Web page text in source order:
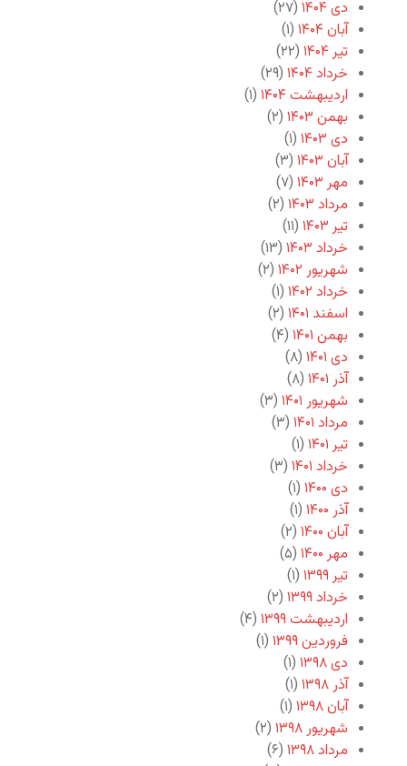
دی ۱۴۰۴
(۲۷)
آبان ۱۴۰۴
(۱)
تیر ۱۴۰۴
(۲۲)
خرداد ۱۴۰۴
(۲۹)
اردیبهشت ۱۴۰۴
(۱)
بهمن ۱۴۰۳
(۲)
دی ۱۴۰۳
(۱)
آبان ۱۴۰۳
(۳)
مهر ۱۴۰۳
(۷)
مرداد ۱۴۰۳
(۲)
تیر ۱۴۰۳
(۱۱)
خرداد ۱۴۰۳
(۱۳)
شهریور ۱۴۰۲
(۲)
خرداد ۱۴۰۲
(۱)
اسفند ۱۴۰۱
(۲)
بهمن ۱۴۰۱
(۴)
دی ۱۴۰۱
(۸)
آذر ۱۴۰۱
(۸)
شهریور ۱۴۰۱
(۳)
مرداد ۱۴۰۱
(۳)
تیر ۱۴۰۱
(۱)
خرداد ۱۴۰۱
(۳)
دی ۱۴۰۰
(۱)
آذر ۱۴۰۰
(۱)
آبان ۱۴۰۰
(۲)
مهر ۱۴۰۰
(۵)
تیر ۱۳۹۹
(۱)
خرداد ۱۳۹۹
(۲)
اردیبهشت ۱۳۹۹
(۴)
فروردین ۱۳۹۹
(۱)
دی ۱۳۹۸
(۱)
آذر ۱۳۹۸
(۱)
آبان ۱۳۹۸
(۱)
شهریور ۱۳۹۸
(۲)
مرداد ۱۳۹۸
(۶)